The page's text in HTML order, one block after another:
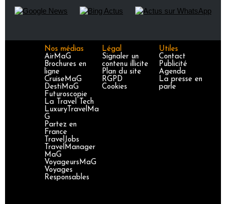
Nos médias
AirMaG
Brochures en
ligne
CruiseMaG
DestiMaG
Futuroscopie
La Travel Tech
LuxuryTravelMa
G
Partez en
France
TravelJobs
TravelManager
MaG
VoyageursMaG
Voyages
Responsables
Légal
Signaler un
contenu illicite
Plan du site
RGPD
Cookies
Utiles
Contact
Publicité
Agenda
La presse en
parle